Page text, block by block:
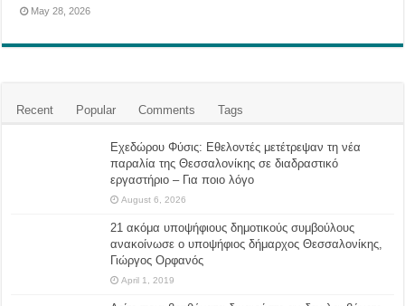
May 28, 2026
Recent Popular Comments Tags
Eχεδώρου Φύσις: Εθελοντές μετέτρεψαν τη νέα
παραλία της Θεσσαλονίκης σε διαδραστικό
εργαστήριο – Για ποιο λόγο
August 6, 2026
21 ακόμα υποψήφιους δημοτικούς συμβούλους
ανακοίνωσε ο υποψήφιος δήμαρχος Θεσσαλονίκης,
Γιώργος Ορφανός
April 1, 2019